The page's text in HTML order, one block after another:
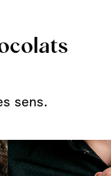
sens.